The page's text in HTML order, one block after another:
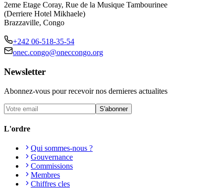
2eme Etage Coray, Rue de la Musique Tambourinee
(Derriere Hotel Mikhaele)
Brazzaville, Congo
+242 06-518-35-54
onec.congo@oneccongo.org
Newsletter
Abonnez-vous pour recevoir nos dernieres actualites
S'abonner
L'ordre
Qui sommes-nous ?
Gouvernance
Commissions
Membres
Chiffres cles